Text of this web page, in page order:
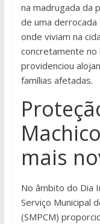
na madrugada da
de uma
onde viviam na
concretamente no
providenciou
famílias afetadas.
mais
No âmbito do Dia
Serviço Municipal
(SMPCM)